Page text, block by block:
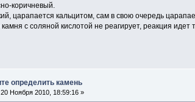
коричневый.
царапается кальцитом, сам в свою очередь
с соляной кислотой не реагирует, реакция
определить камень
20 Ноября 2010, 18:59:16 »